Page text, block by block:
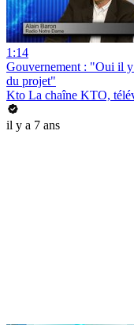
1:14
Gouvernement : "Oui il y
du projet"
Kto La chaîne KTO,
il y a 7 ans